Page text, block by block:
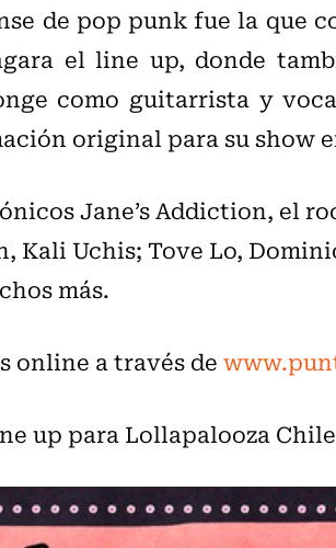
de pop punk fue la que
el line up, donde
como guitarrista y
original para su show
Jane’s Addiction, el
Kali Uchis; Tove Lo,
más.
online a través de
up para Lollapalooza Chile